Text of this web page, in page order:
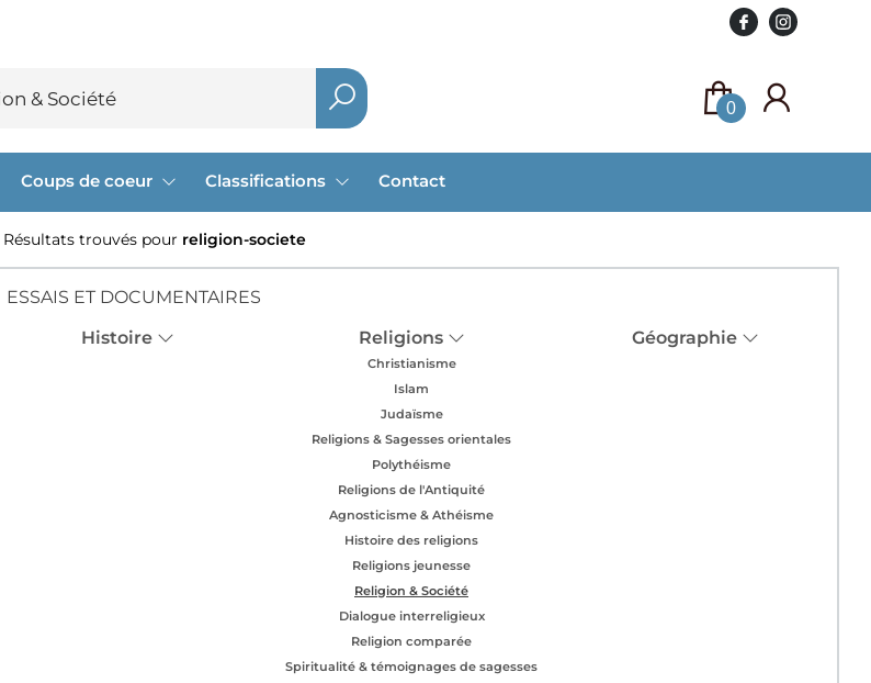
0
Coups de coeur Classifications Contact
Résultats trouvés pour religion-societe
ESSAIS ET DOCUMENTAIRES
Histoire Religions
Christianisme
Islam
Judaïsme
Religions & Sagesses orientales
Polythéisme
Religions de l'Antiquité
Agnosticisme & Athéisme
Histoire des religions
Religions jeunesse
Religion & Société
Dialogue interreligieux
Religion comparée
Spiritualité & témoignages de sagesses
Géographie